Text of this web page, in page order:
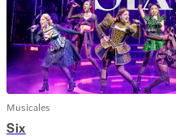
Musicales
Six